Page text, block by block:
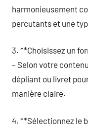
harmonieusement
percutants et une
3. **Choisissez un
– Selon votre
dépliant ou livret
manière claire.
4. **Sélectionnez le